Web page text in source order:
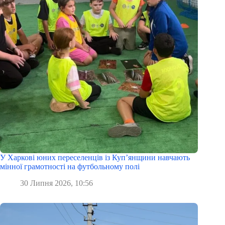
У Харкові юних переселенців із Куп’янщини навчають
мінної грамотності на футбольному полі
30 Липня 2026, 10:56